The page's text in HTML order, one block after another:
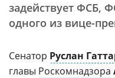
задействует ФСБ,
одного из вице-
Сенатор Руслан
главы Роскомнадзора